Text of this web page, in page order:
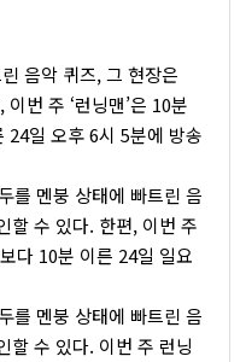
음악 퀴즈, 그 현장은
번 주 ‘런닝맨’은 10분
24일 오후 6시 5분에 방송
를 멘붕 상태에 빠트린 음
할 수 있다. 한편, 이번 주
다 10분 이른 24일 일요
를 멘붕 상태에 빠트린 음
할 수 있다. 이번 주 런닝